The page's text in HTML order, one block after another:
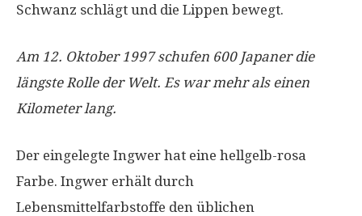
Schwanz schlägt und die Lippen bewegt.
Am 12. Oktober 1997 schufen 600 Japaner die
längste Rolle der Welt. Es war mehr als einen
Kilometer lang.
Der eingelegte Ingwer hat eine hellgelb-rosa
Farbe. Ingwer erhält durch
Lebensmittelfarbstoffe den üblichen